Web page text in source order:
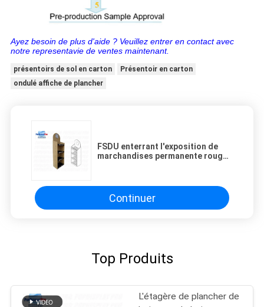
Ayez besoin de plus d'aide ? Veuillez entrer en contact avec
notre representavie de ventes maintenant.
présentoirs de sol en carton
Présentoir en carton
ondulé affiche de plancher
FSDU enterrant l'exposition de
marchandises permanente rouge
résistante
Continuer
Top Produits
L'étagère de plancher de